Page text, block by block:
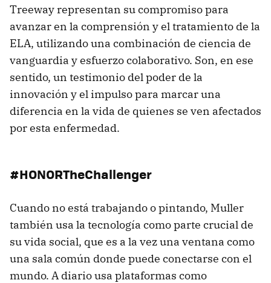
Treeway representan su compromiso para
avanzar en la comprensión y el tratamiento de la
ELA, utilizando una combinación de ciencia de
vanguardia y esfuerzo colaborativo. Son, en ese
sentido, un testimonio del poder de la
innovación y el impulso para marcar una
diferencia en la vida de quienes se ven afectados
por esta enfermedad.
#HONORTheChallenger
Cuando no está trabajando o pintando, Muller
también usa la tecnología como parte crucial de
su vida social, que es a la vez una ventana como
una sala común donde puede conectarse con el
mundo. A diario usa plataformas como